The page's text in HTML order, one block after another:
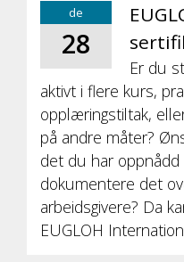
de
28
Er du
aktivt i flere kurs,
opplæringstiltak,
på andre måter?
det du har oppnådd
dokumentere det
arbeidsgivere? Da
EUGLOH